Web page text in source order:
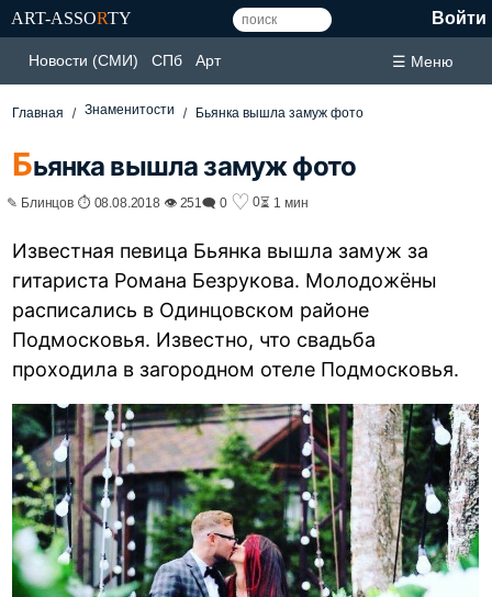
ART-ASSORTY Войти
Новости (СМИ) СПб Арт ☰ Меню
Главная Знаменитости Бьянка вышла замуж фото
Бьянка вышла замуж фото
✎ Блинцов ⏱ 08.08.2018 👁 251🗨 0 ♡ 0⏳ 1 мин
Известная певица Бьянка вышла замуж за
гитариста Романа Безрукова. Молодожёны
расписались в Одинцовском районе
Подмосковья. Известно, что свадьба
проходила в загородном отеле Подмосковья.